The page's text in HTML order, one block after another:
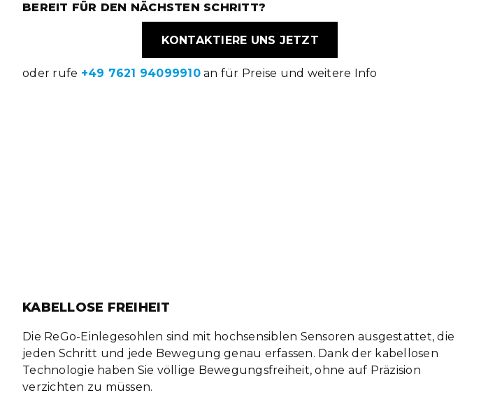
BEREIT FÜR DEN NÄCHSTEN SCHRITT?
KONTAKTIERE UNS JETZT
oder rufe +49 7621 94099910an für Preise und weitere Info
KABELLOSE FREIHEIT
Die ReGo-Einlegesohlen sind mit hochsensiblen Sensoren ausgestattet, die
jeden Schritt und jede Bewegung genau erfassen. Dank der kabellosen
Technologie haben Sie völlige Bewegungsfreiheit, ohne auf Präzision
verzichten zu müssen.